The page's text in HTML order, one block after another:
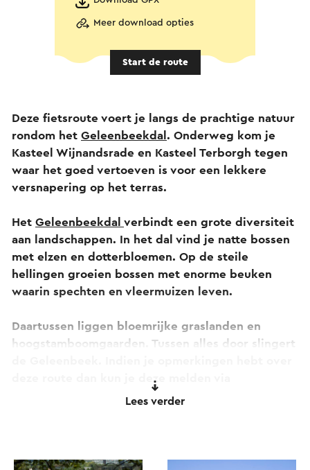
Meer download opties
Start de route
Deze fietsroute voert je langs de prachtige natuur
rondom het Geleenbeekdal . Onderweg kom je
Kasteel Wijnandsrade en Kasteel Terborgh tegen
waar het goed vertoeven is voor een lekkere
versnapering op het terras.
Het Geleenbeekdal verbindt een grote diversiteit
aan landschappen. In het dal vind je natte bossen
met elzen en dotterbloemen. Op de steile
hellingen groeien bossen met enorme beuken
waarin spechten en vleermuizen leven.
Daartussen liggen bloemrijke graslanden en
hoogstamboomgaarden. Tussen alles door slingert
deze route dan kun je deze melden via
routepunt@visitzuidlimburg.nl.
Lees verder